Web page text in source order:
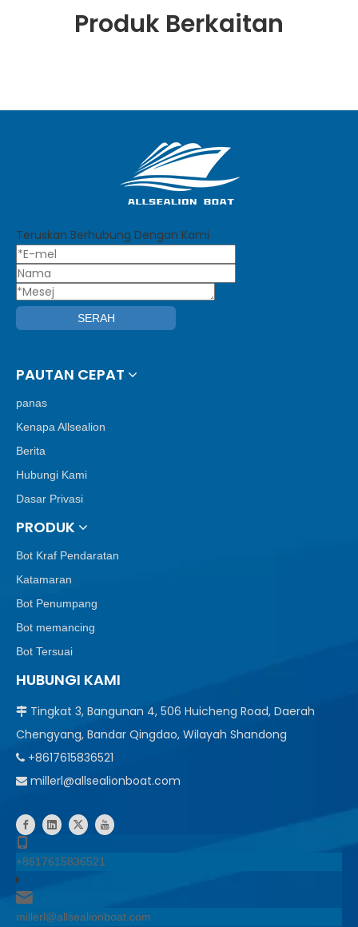
Produk Berkaitan
Teruskan Berhubung Dengan Kami
SERAH
PAUTAN CEPAT
panas
Kenapa Allsealion
Berita
Hubungi Kami
Dasar Privasi
PRODUK
Bot Kraf Pendaratan
Katamaran
Bot Penumpang
Bot memancing
Bot Tersuai
HUBUNGI KAMI
 Tingkat 3, Bangunan 4, 506 Huicheng Road, Daerah
Chengyang, Bandar Qingdao, Wilayah Shandong
 +8617615836521
 millerl@allsealionboat.com
+8617615836521
millerl@allsealionboat.com